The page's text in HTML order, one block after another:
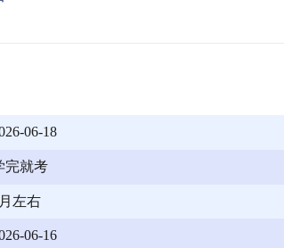
06-18
完就考
左右
06-16